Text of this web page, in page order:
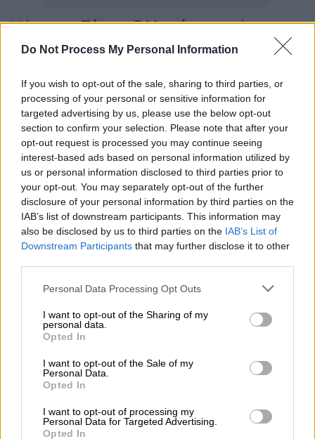
Do Not Process My Personal Information
If you wish to opt-out of the sale, sharing to third parties, or
processing of your personal or sensitive information for
targeted advertising by us, please use the below opt-out
section to confirm your selection. Please note that after your
opt-out request is processed you may continue seeing
interest-based ads based on personal information utilized by
us or personal information disclosed to third parties prior to
your opt-out. You may separately opt-out of the further
disclosure of your personal information by third parties on the
IAB’s list of downstream participants. This information may
also be disclosed by us to third parties on the IAB’s List of
Downstream Participants that may further disclose it to other
Please note that this website/app uses one or more Google
not limited to your visit or usage behaviour. You may click to
grant or deny consent to Google and its third-party tags to
use your data for below specified purposes in below Google
consent section.
Personal Data Processing Opt Outs
I want to opt-out of the Sharing of my
personal data.
Opted In
I want to opt-out of the Sale of my
Personal Data.
Opted In
I want to opt-out of processing my
Personal Data for Targeted Advertising.
Opted In
Μέχρι τηνΠέμπτη 5 Μαρτίουακυρώνει τις
πτήσεις της προς και από Τελ Αβίβ (TLV) η
ανακοίνωσή της.
Συγκεκριμένα, η Sky express αναφέρει πως
ακυρώνονται, για το διάστημααπό Κυριακή 1
Μαρτίου έως Πέμπτη 5 Μαρτίου,οι
προγραμματισμένες πτήσεις της από τον
Διεθνή Αερολιμένα Αθηνών (ATH) προς το
Διεθνές Αεροδρόμιο Μπεν Γκουριόν (TLV),
καθώς και οι πτήσεις από το Διεθνές
Αεροδρόμιο Μπεν Γκουριόν (TLV) προς τον
Διεθνή Αερολιμένα Αθηνών (ATH), λόγω της
χώρου του Ισραήλ.
ΔΙΑΒΑΣΤΕ ΕΠΙΣΗΣ
Ελλάδα|01.03.2026 16:55
Νέα ανακοίνωση Aegean: Οι πτήσεις
στη Μέση Ανατολή